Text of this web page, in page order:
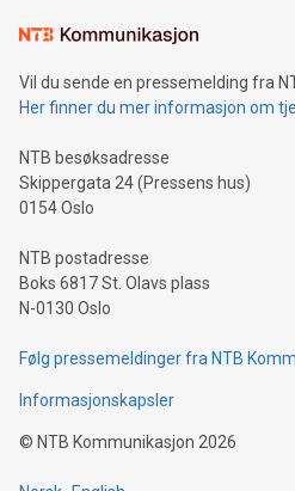
Vil du sende en pressemelding fra
Her finner du mer informasjon om
NTB besøksadresse
Skippergata 24 (Pressens hus)
0154 Oslo
NTB postadresse
Boks 6817 St. Olavs plass
N-0130 Oslo
Følg pressemeldinger fra NTB
Informasjonskapsler
© NTB Kommunikasjon 2026